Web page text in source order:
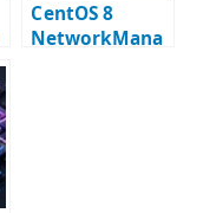
CentOS 8
NetworkMana